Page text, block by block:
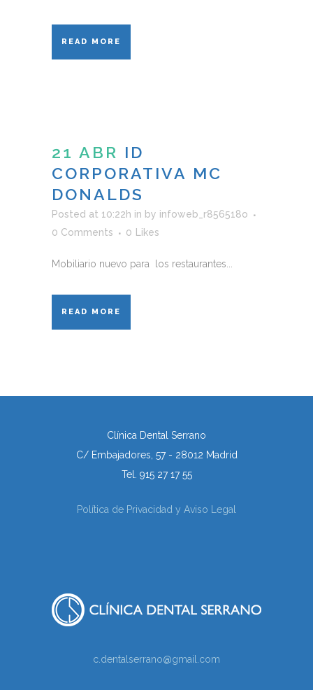
READ MORE
21 ABR ID
CORPORATIVA MC
DONALDS
Posted at 10:22h in by infoweb_r856518o
0 Comments
0 Likes
Mobiliario nuevo para los restaurantes...
READ MORE
Clínica Dental Serrano
C/ Embajadores, 57 - 28012 Madrid
Tel. 915 27 17 55
Política de Privacidad y Aviso Legal
c.dentalserrano@gmail.com